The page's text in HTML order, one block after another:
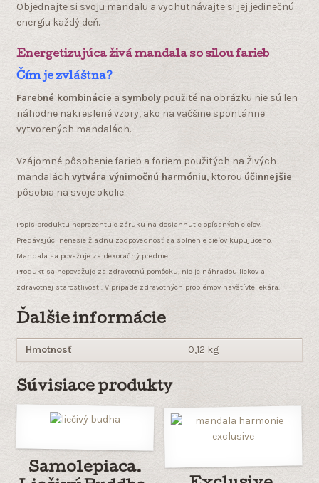
Objednajte si svoju mandalu a vychutnávajte si jej jedinečnú
energiu každý deň.
Energetizujúca živá mandala so silou farieb
Čím je zvláštna?
Farebné kombinácie a symbolypoužité na obrázku nie sú len
náhodne nakreslené vzory, ako na väčšine spontánne
vytvorených mandalách.
Vzájomné pôsobenie farieb a foriem použitých na Živých
mandalách vytvára výnimočnú harmóniu, ktorou účinnejšie
pôsobia na svoje okolie.
Popis produktu neprezentuje záruku na dosiahnutie opísaných cieľov.
Predávajúci nenesie žiadnu zodpovednosť za splnenie cieľov kupujúceho.
Mandala sa považuje za dekoračný predmet.
Produkt sa nepovažuje za zdravotnú pomôcku, nie je náhradou liekov a
zdravotnej starostlivosti. V prípade zdravotných problémov navštívte lekára.
Ďalšie informácie
Hmotnosť 0,12 kg
Súvisiace produkty
Samolepiaca.